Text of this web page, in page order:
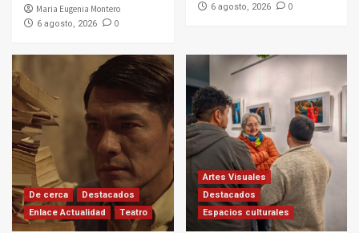
Maria Eugenia Montero
6 agosto, 2026 0
6 agosto, 2026 0
De cerca
Destacados
Enlace Actualidad
Teatro
Artes Visuales
Destacados
Espacios culturales